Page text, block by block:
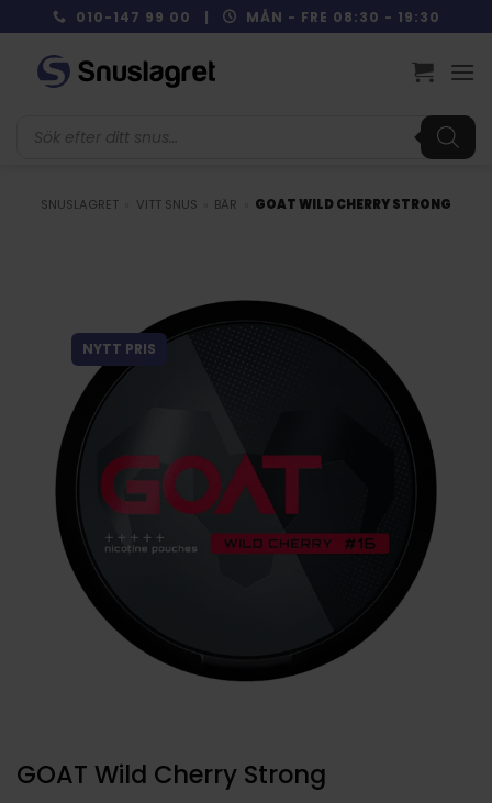
to
content
010-147 99 00 | MÅN - FRE 08:30 - 19:30
SNUSLAGRET VITT SNUS BÄR GOAT WILD CHERRY STRONG
NYTT PRIS
GOAT Wild Cherry Strong